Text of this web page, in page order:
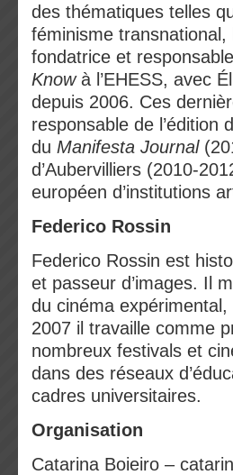
des thématiques telles
féminisme transnational,
fondatrice et
Knowà l’EHESS, avec
depuis 2006. Ces
responsable de l’édition
du Manifesta Journal
d’Aubervilliers (2010-
européen d’institutions
Federico Rossin
Federico Rossin est
et passeur d’images. Il
du cinéma
2007 il travaille comme
nombreux festivals et
dans des réseaux
cadres universitaires.
Organisation
Catarina Boieiro –